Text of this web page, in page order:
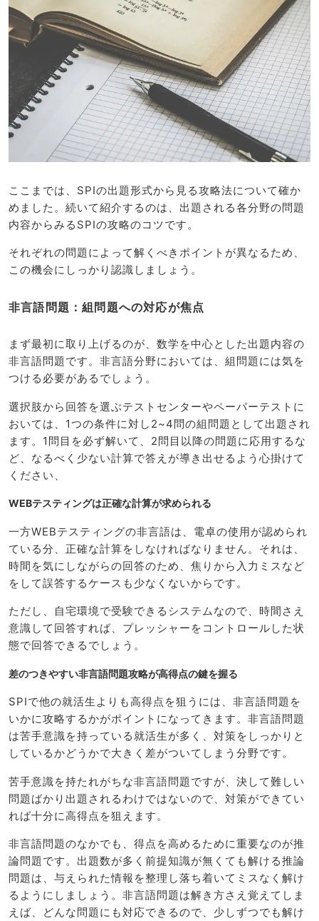
ここまでは、SPIの出題形式から見る攻略法について確か
めました。続いて紹介するのは、出題される各分野の問題
内容からみるSPIの攻略のコツです。
それぞれの問題によって解くべきポイントが異なるため、
この機会にしっかり認識しましょう。
非言語問題：組問題への対応が焦点
まず最初に取り上げるのが、数学を中心とした出題内容の
非言語問題です。非言語分野においては、組問題には気を
つける必要があるでしょう。
選択肢から回答を選ぶテストセンターやペーパーテストに
おいては、1つの条件に対し2~4問の組問題として出題され
ます。1問目を必ず解いて、2問目以降の問題に応用するな
ど、なるべく少ない計算で答えが導き出せるよう心掛けて
ください、
WEBテスティングは正確な計算が求められる
一方WEBテスティングの非言語は、電卓の使用が認められ
ている分、正確な計算をしなければなりません。それは、
時間を気にしながらの回答のため、焦りから入力ミスなど
をして誤答するケースも少なくないからです。
ただし、自宅環境で受験できるシステムなので、時間さえ
意識して回答すれば、プレッシャーをコントロールした状
態で回答できるでしょう。
差のつきやすい非言語問題攻略が高得点の鍵を握る
SPIで他の就活生よりも高得点を狙うには、非言語問題を
いかに攻略するかがポイントになってきます。非言語問題
は苦手意識を持っている就活生が多く、対策をしっかりと
しているかどうかで大きく差がついてしまう分野です。
苦手意識を持たれがちな非言語問題ですが、決して難しい
問題ばかり出題されるわけではないので、対策ができてい
れば十分に高得点を狙えます。
非言語問題のなかでも、得点を高めるために重要なのが推
論問題です。出題数が多く前提知識が無くても解ける推論
問題は、与えられた情報を整理し落ち着いてミスなく解け
るようにしましょう。非言語問題は解き方さえ覚えてしま
えば、どんな問題にも対応できるので、少しずつでも解け